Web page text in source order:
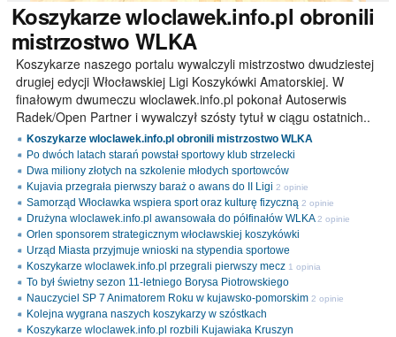
Koszykarzewloclawek.info.pl obronili
mistrzostwo WLKA
Koszykarze naszego portalu wywalczyli mistrzostwo dwudziestej
drugiej edycji Włocławskiej Ligi Koszykówki Amatorskiej. W
finałowym dwumeczu wloclawek.info.pl pokonał Autoserwis
Radek/Open Partner i wywalczył szósty tytuł w ciągu ostatnich..
Koszykarze wloclawek.info.pl obronili mistrzostwo WLKA
Po dwóch latach starań powstał sportowy klub strzelecki
Dwa miliony złotych na szkolenie młodych sportowców
Kujavia przegrała pierwszy baraż o awans do II Ligi 2 opinie
Samorząd Włocławka wspiera sport oraz kulturę fizyczną 2 opinie
Drużyna wloclawek.info.pl awansowała do półfinałów WLKA 2 opinie
Orlen sponsorem strategicznym włocławskiej koszykówki
Urząd Miasta przyjmuje wnioski na stypendia sportowe
Koszykarze wloclawek.info.pl przegrali pierwszy mecz 1 opinia
To był świetny sezon 11-letniego Borysa Piotrowskiego
Nauczyciel SP 7 Animatorem Roku w kujawsko-pomorskim 2 opinie
Kolejna wygrana naszych koszykarzy w szóstkach
Koszykarze wloclawek.info.pl rozbili Kujawiaka Kruszyn